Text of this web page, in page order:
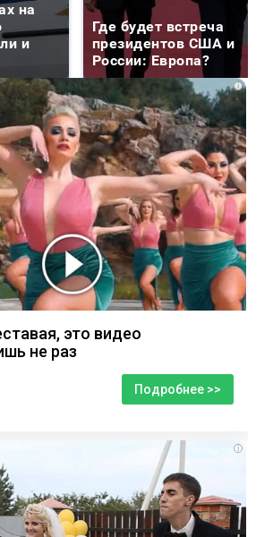
на
и
Где будет встреча
президентов США и
России: Европа?
i
это видео
не раз
Подробнее >>
i